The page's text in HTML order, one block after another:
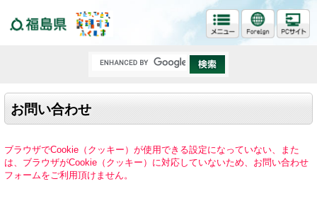
お問い合わせ
ブラウザでCookie（クッキー）が使用できる設定になっていない、また
は、ブラウザがCookie（クッキー）に対応していないため、お問い合わせ
フォームをご利用頂けません。